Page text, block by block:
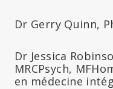
Dr Gerry Quinn,
Dr Jessica
MRCPsych,
en médecine